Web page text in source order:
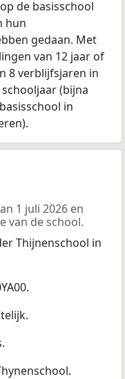
de basisschool
hun
gedaan. Met
van 12 jaar of
8 verblijfsjaren in
(bijna
in
1 juli 2026 en
van de school.
Thijnenschool in